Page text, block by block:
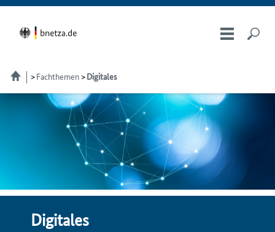
Fachthemen Digitales
Digitales